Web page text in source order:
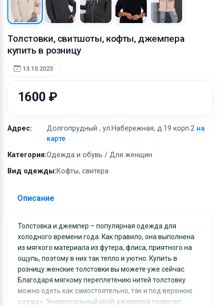
Толстовки, свитшоты, кофты, джемпера
купить в розницу
13.10.2023
1600 ₽
Адрес: Долгопрудный , ул.Набережная, д.19 корп.2 на
карте
Категория:Одежда и обувь / Для женщин
Вид одежды:Кофты, свитера
Описание
Толстовка и джемпер – популярная одежда для
холодного времени года. Как правило, она выполнена
из мягкого материала из футера, флиса, приятного на
ощупь, поэтому в них так тепло и уютно. Купить в
розницу женские толстовки вы можете уже сейчас.
Благодаря мягкому переплетению нитей толстовку
можно одеть как самостоятельно, так и под верхнюю
одежду. Универсальный крой джемпера позволит
Материалы